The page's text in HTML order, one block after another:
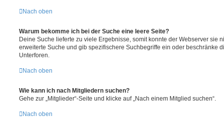
Nach oben
Warum bekomme ich bei der Suche eine leere Seite?
Deine Suche lieferte zu viele Ergebnisse, somit konnte der Webserver sie
erweiterte Suche und gib spezifischere Suchbegriffe ein oder beschränke
Unterforen.
Nach oben
Wie kann ich nach Mitgliedern suchen?
Gehe zur „Mitglieder“-Seite und klicke auf „Nach einem Mitglied suchen“.
Nach oben